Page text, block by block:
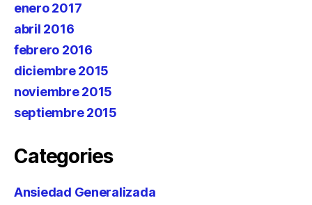
enero 2017
abril 2016
febrero 2016
diciembre 2015
noviembre 2015
septiembre 2015
Categories
Ansiedad Generalizada